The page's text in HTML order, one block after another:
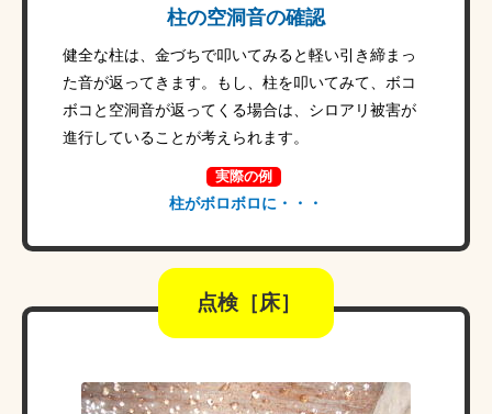
柱の空洞音の確認
健全な柱は、金づちで叩いてみると軽い引き締まっ
た音が返ってきます。もし、柱を叩いてみて、ボコ
ボコと空洞音が返ってくる場合は、シロアリ被害が
進行していることが考えられます。
実際の例
柱がボロボロに・・・
点検［床］